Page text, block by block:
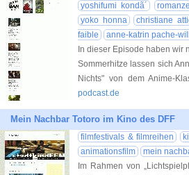
yoshifumi kondã´ romanze
yoko honna
christiane
faible
anne-katrin pache-
In dieser Episode haben wir
Sommerhitze lassen sich
Nichts" von dem Anime-
podcast.de
Mein Nachbar Totoro im Kino des DFF
filmfestivals & filmreihen
animationsfilm
mein
Im Rahmen von